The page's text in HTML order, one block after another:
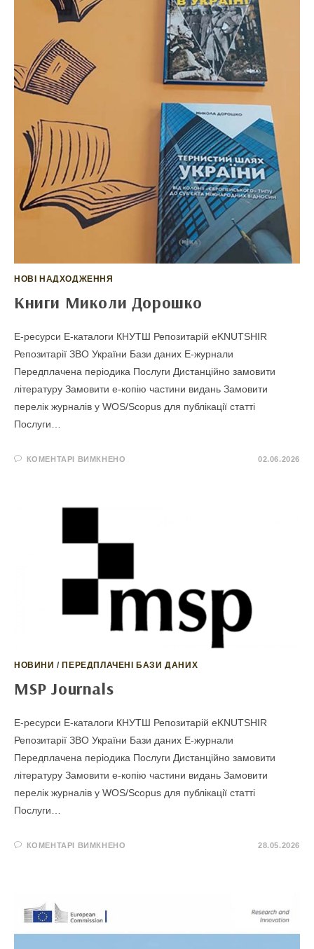
НОВІ НАДХОДЖЕННЯ
Книги Миколи Дорошко
E-ресурси Е-каталоги КНУТШ Репозитарій eKNUTSHIR
Репозитарії ЗВО України Бази даних Е-журнали
Передплачена періодика Послуги Дистанційно замовити
літературу Замовити е-копію частини видань Замовити
перелік журналів у WOS/Scopus для публікації статті
Послуги…
КОМЕНТАРІ ВИМКНЕНО 02.06.2026
НОВИНИ /ПЕРЕДПЛАЧЕНІ БАЗИ ДАНИХ
MSP Journals
E-ресурси Е-каталоги КНУТШ Репозитарій eKNUTSHIR
Репозитарії ЗВО України Бази даних Е-журнали
Передплачена періодика Послуги Дистанційно замовити
літературу Замовити е-копію частини видань Замовити
перелік журналів у WOS/Scopus для публікації статті
Послуги…
КОМЕНТАРІ ВИМКНЕНО 28.05.2026